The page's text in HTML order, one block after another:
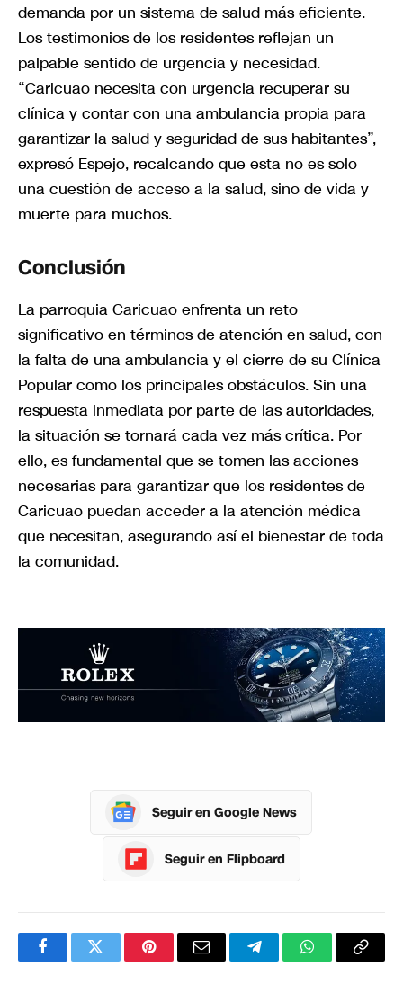
demanda por un sistema de salud más eficiente.
Los testimonios de los residentes reflejan un
palpable sentido de urgencia y necesidad.
“Caricuao necesita con urgencia recuperar su
clínica y contar con una ambulancia propia para
garantizar la salud y seguridad de sus habitantes”,
expresó Espejo, recalcando que esta no es solo
una cuestión de acceso a la salud, sino de vida y
muerte para muchos.
Conclusión
La parroquia Caricuao enfrenta un reto
significativo en términos de atención en salud, con
la falta de una ambulancia y el cierre de su Clínica
Popular como los principales obstáculos. Sin una
respuesta inmediata por parte de las autoridades,
la situación se tornará cada vez más crítica. Por
ello, es fundamental que se tomen las acciones
necesarias para garantizar que los residentes de
Caricuao puedan acceder a la atención médica
que necesitan, asegurando así el bienestar de toda
la comunidad.
Seguir en Google News
Seguir en Flipboard
FacebookTwitterPinterestCorreoTelegramWhatsApp